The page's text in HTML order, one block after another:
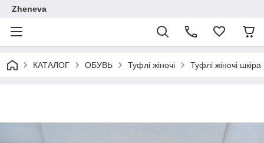
Zheneva
КАТАЛОГ ОБУВЬ Туфлі жіночі Туфлі жіночі шкіра